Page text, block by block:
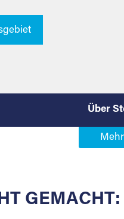
Über
Erfahrung entwickeln